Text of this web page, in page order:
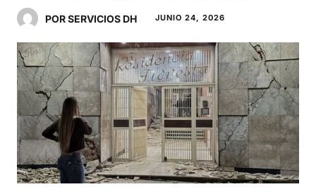
POR SERVICIOS DH JUNIO 24, 2026